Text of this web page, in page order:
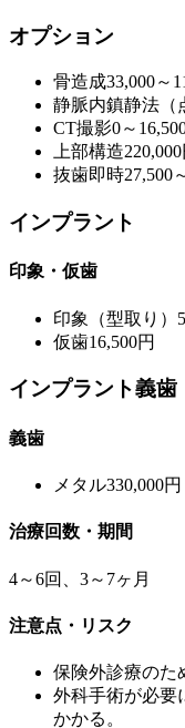
オプション
骨造成33,000～
静脈内鎮静法（
CT撮影0～
上部構造220,000
抜歯即時27,500
インプラント
印象・仮歯
印象（型取り）
仮歯16,500円
インプラント義歯
義歯
メタル330,000円
治療回数・期間
4～6回、3～7ヶ月
注意点・リスク
保険外診療のた
外科手術が必要
かかる。